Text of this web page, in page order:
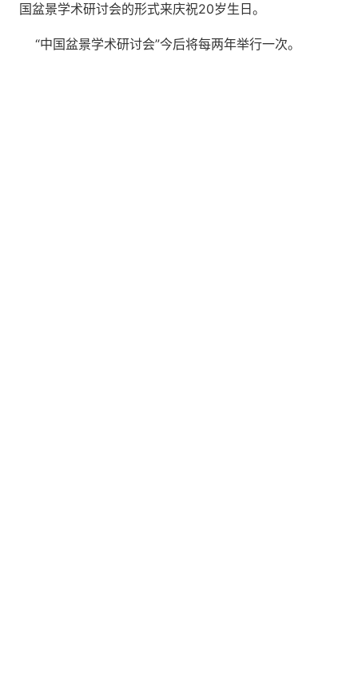
国盆景学术研讨会的形式来庆祝20岁生日。
“中国盆景学术研讨会”今后将每两年举行一次。